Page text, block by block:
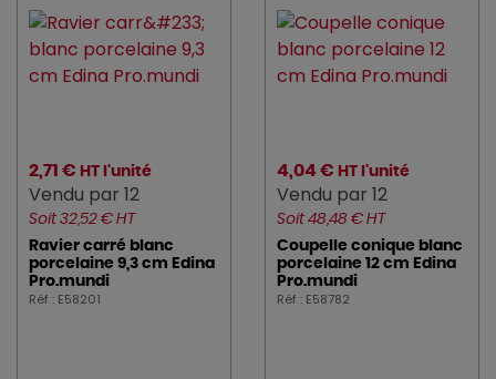
2,71 € HT l'unité
Vendu par 12
Soit 32,52 € HT
Ravier carré blanc
porcelaine 9,3 cm Edina
Pro.mundi
Réf : E58201
4,04 € HT l'unité
Vendu par 12
Soit 48,48 € HT
Coupelle conique blanc
porcelaine 12 cm Edina
Pro.mundi
Réf : E58782